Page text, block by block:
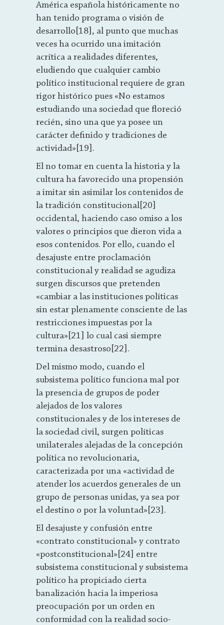
América española históricamente no
han tenido programa o visión de
desarrollo[18], al punto que muchas
veces ha ocurrido una imitación
acrítica a realidades diferentes,
eludiendo que cualquier cambio
político institucional requiere de gran
rigor histórico pues «No estamos
estudiando una sociedad que floreció
recién, sino una que ya posee un
carácter definido y tradiciones de
actividad»[19].
El no tomar en cuenta la historia y la
cultura ha favorecido una propensión
a imitar sin asimilar los contenidos de
la tradición constitucional[20]
occidental, haciendo caso omiso a los
valores o principios que dieron vida a
esos contenidos. Por ello, cuando el
desajuste entre proclamación
constitucional y realidad se agudiza
surgen discursos que pretenden
«cambiar a las instituciones políticas
sin estar plenamente consciente de las
restricciones impuestas por la
cultura»[21] lo cual casi siempre
termina desastroso[22].
Del mismo modo, cuando el
subsistema político funciona mal por
la presencia de grupos de poder
alejados de los valores
constitucionales y de los intereses de
la sociedad civil, surgen políticas
unilaterales alejadas de la concepción
política no revolucionaria,
caracterizada por una «actividad de
atender los acuerdos generales de un
grupo de personas unidas, ya sea por
el destino o por la voluntad»[23].
El desajuste y confusión entre
«contrato constitucional» y contrato
«postconstitucional»[24] entre
subsistema constitucional y subsistema
político ha propiciado cierta
banalización hacia la imperiosa
preocupación por un orden en
conformidad con la realidad socio-